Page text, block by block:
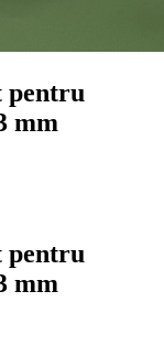
pentru
mm
pentru
mm